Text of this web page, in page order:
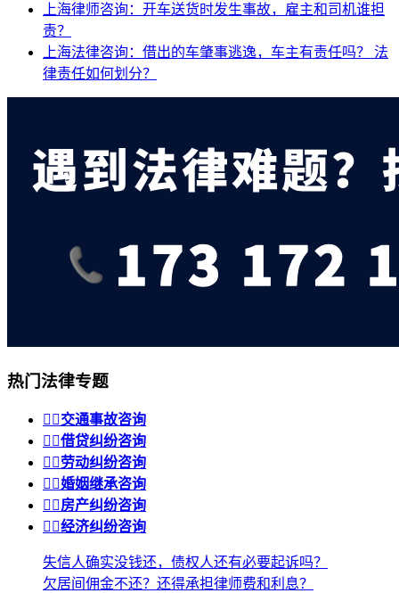
上海律师咨询：开车送货时发生事故，雇主和司机谁担
责？
上海法律咨询：借出的车肇事逃逸，车主有责任吗？ 法
律责任如何划分？
热门法律专题
 交通事故咨询
 借贷纠纷咨询
 劳动纠纷咨询
 婚姻继承咨询
 房产纠纷咨询
 经济纠纷咨询
失信人确实没钱还，债权人还有必要起诉吗？
欠居间佣金不还？还得承担律师费和利息？